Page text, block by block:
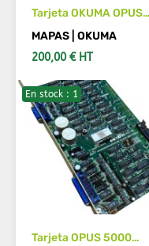
Tarjeta OKUMA OPUS
5000 E4809-045-
MAPAS | OKUMA
200,00 € HT
VER MÁS DETALLES
En stock : 1
Tarjeta OPUS 5000